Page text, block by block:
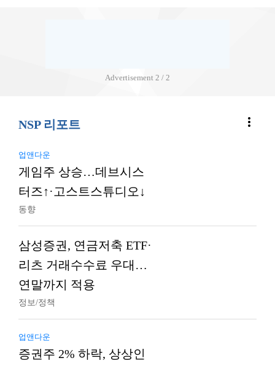
Advertisement 2 / 2
NSP 리포트 more_vert
업앤다운
게임주 상승…데브시스
터즈↑·고스트스튜디오↓
동향
삼성증권, 연금저축 ETF·
리츠 거래수수료 우대…
연말까지 적용
정보/정책
업앤다운
증권주 2% 하락, 상상인